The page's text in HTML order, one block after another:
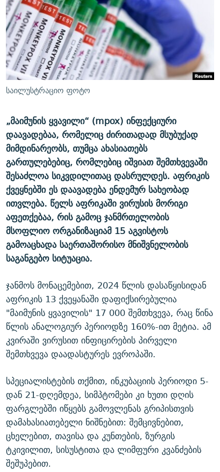
ᲛᲝᲚᲐᲞᲐᲠᲐᲙᲔ ᲢᲔᲥᲡᲢᲔᲑᲘ
ᲨᲘᲜ - ᲣᲪᲮᲝᲔᲗᲨᲘ
ᲚᲘᲢᲔᲠᲐᲢᲣᲠᲣᲚᲘ ᲬᲐᲮᲜᲐᲒᲔᲑᲘ
ᲐᲛᲔᲠᲘᲙᲣᲚᲘ ᲛᲝᲗᲮᲠᲝᲑᲐ
ᲘᲛᲞᲔᲠᲘᲐ ᲓᲐ ᲠᲐᲓᲘᲝ
ᲩᲔᲛᲘ ᲡᲘᲙᲕᲓᲘᲚᲘᲡ ᲛᲘᲖᲔᲖᲘᲐ COVID-19
11 ᲬᲔᲚᲘ - 11 ᲐᲛᲑᲐᲕᲘ
ᲡᲐᲞᲐᲠᲚᲐᲛᲔᲜᲢᲝ ᲐᲠᲩᲔᲕᲜᲔᲑᲘᲡ ᲘᲡᲢᲝᲠᲘᲐ
ᲑᲐᲕᲨᲕᲔᲑᲘ ᲞᲠᲝᲡᲢᲘᲢᲣᲪᲘᲐᲨᲘ - ᲐᲛᲝᲣᲗᲥᲛᲔᲚᲘ ᲐᲛᲑᲐᲕᲘ
5 ᲐᲛᲑᲐᲕᲘ - 20 ᲘᲕᲜᲘᲡᲡ ᲓᲐᲨᲐᲕᲔᲑᲣᲚᲔᲑᲘ
ᲐᲒᲕᲘᲡᲢᲝᲡ ᲝᲛᲘ
ПРИВЕТ ᲙᲣᲚᲢᲣᲠᲐ
ᲒᲐᲛᲝᲘᲬᲔᲠᲔ
რთე/რთ-ის ყველა საიტი
საილუსტრაციო ფოტო
„მაიმუნის ყვავილი“ (mpox) ინფექციური
დაავადებაა, რომელიც ძირითადად მსუბუქად
მიმდინარეობს, თუმცა ახასიათებს
გართულებებიც, რომლებიც იშვიათ შემთხვევაში
შესაძლოა სიკვდილითაც დასრულდეს. აფრიკის
ქვეყნებში ეს დაავადება ენდემურ სახეობად
ითვლება. წელს აფრიკაში ვირუსის მორიგი
აფეთქებაა, რის გამოც ჯანმრთელობის
მსოფლიო ორგანიზაციამ 15 აგვისტოს
გამოაცხადა საერთაშორისო მნიშვნელობის
საგანგებო სიტუაცია.
ჯანმოს მონაცემებით, 2024 წლის დასაწყისიდან
აფრიკის 13 ქვეყანაში დაფიქსირებულია
"მაიმუნის ყვავილის" 17 000 შემთხვევა, რაც წინა
წლის ანალოგიურ პერიოდზე 160%-ით მეტია. ამ
კვირაში ვირუსით ინფიცირების პირველი
შემთხვევა დაადასტურეს ევროპაში.
სპეციალისტების თქმით, ინკუბაციის პერიოდი 5-
დან 21-დღემდეა, სიმპტომები კი ხუთი დღის
ფარგლებში იწყებს გამოვლენას გრიპისთვის
დამახასიათებელი ნიშნებით: შემცივნებით,
ცხელებით, თავისა და კუნთების, ზურგის
ტკივილით, სისუსტითა და ლიმფური კვანძების
შეშუპებით.